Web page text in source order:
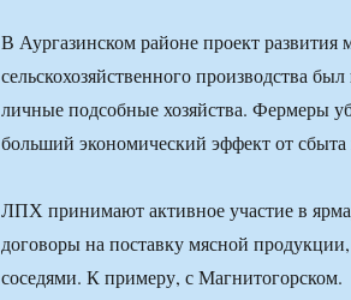
В Аургазинском районе проект
сельскохозяйственного производства
личные подсобные хозяйства. Фермеры
больший экономический эффект от
ЛПХ принимают активное участие в
договоры на поставку мясной
соседями. К примеру, с Магнитогорском.